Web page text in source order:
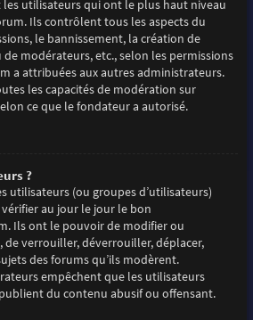
utilisateurs qui ont le plus haut niveau
Ils contrôlent tous les aspects du
le bannissement, la création de
modérateurs, etc., selon les permissions
a attribuées aux autres administrateurs.
les capacités de modération sur
ce que le fondateur a autorisé.
?
utilisateurs (ou groupes d’utilisateurs)
au jour le jour le bon
Ils ont le pouvoir de modifier ou
de verrouiller, déverrouiller, déplacer,
des forums qu’ils modèrent.
empêchent que les utilisateurs
du contenu abusif ou offensant.